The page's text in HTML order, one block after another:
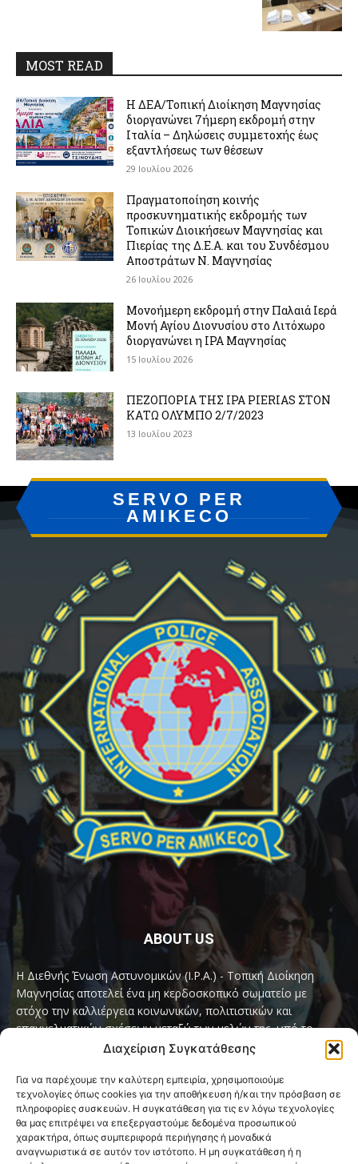
Διαχείριση Συγκατάθεσης
Για να παρέχουμε την καλύτερη εμπειρία, χρησιμοποιούμε
τεχνολογίες όπως cookies για την αποθήκευση ή/και την πρόσβαση σε
πληροφορίες συσκευών. Η συγκατάθεση για τις εν λόγω τεχνολογίες
θα μας επιτρέψει να επεξεργαστούμε δεδομένα προσωπικού
χαρακτήρα, όπως συμπεριφορά περιήγησης ή μοναδικά
αναγνωριστικά σε αυτόν τον ιστότοπο. Η μη συγκατάθεση ή η
MOST READ
Η ΔΕΑ/Τοπική Διοίκηση Μαγνησίας
διοργανώνει 7ήμερη εκδρομή στην
Ιταλία – Δηλώσεις συμμετοχής έως
εξαντλήσεως των θέσεων
29 Ιουλίου 2026
Πραγματοποίηση κοινής
προσκυνηματικής εκδρομής των
Τοπικών Διοικήσεων Μαγνησίας και
Πιερίας της Δ.Ε.Α. και του Συνδέσμου
Αποστράτων Ν. Μαγνησίας
26 Ιουλίου 2026
Μονοήμερη εκδρομή στην Παλαιά Ιερά
Μονή Αγίου Διονυσίου στο Λιτόχωρο
διοργανώνει η IPA Μαγνησίας
15 Ιουλίου 2026
ΠΕΖΟΠΟΡΙΑ ΤΗΣ IPA PIERIAS ΣΤΟΝ
ΚΑΤΩ ΟΛΥΜΠΟ 2/7/2023
13 Ιουλίου 2023
SERVO PER
AMIKECO
ABOUT US
Η Διεθνής Ένωση Αστυνομικών (I.P.A.) - Τοπική Διοίκηση
Μαγνησίας αποτελεί ένα μη κερδοσκοπικό σωματείο με
στόχο την καλλιέργεια κοινωνικών, πολιτιστικών και
επαγγελματικών σχέσεων μεταξύ των μελών της, υπό το
παγκόσμιο σύνθημα «Servo per Amikeco» (Υπηρετώ δια της
Contact us:ipamagnesia@gmail.com